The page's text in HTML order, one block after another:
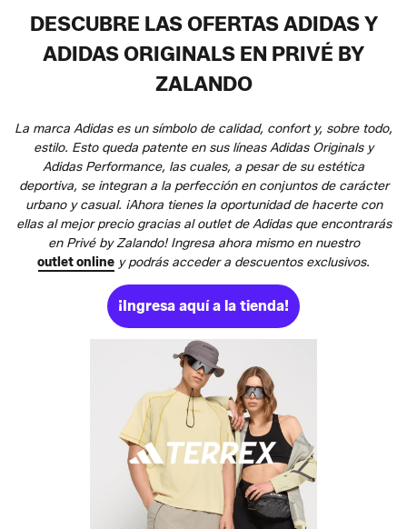
DESCUBRE LAS OFERTAS ADIDAS Y
ADIDAS ORIGINALS EN PRIVÉ BY
ZALANDO
La marca Adidas es un símbolo de calidad, confort y, sobre todo,
estilo. Esto queda patente en sus líneas Adidas Originals y
Adidas Performance, las cuales, a pesar de su estética
deportiva, se integran a la perfección en conjuntos de carácter
urbano y casual. ¡Ahora tienes la oportunidad de hacerte con
ellas al mejor precio gracias al outlet de Adidas que encontrarás
en Privé by Zalando! Ingresa ahora mismo en nuestro
outlet online y podrás acceder a descuentos exclusivos.
¡Ingresa aquí a la tienda!